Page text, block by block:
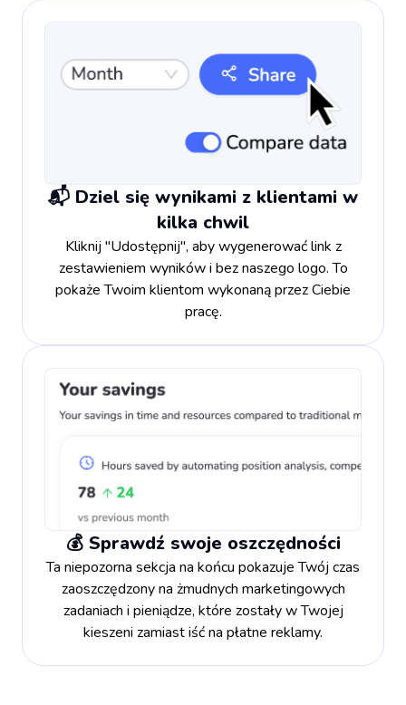
📬 Dziel się wynikami z klientami w
kilka chwil
Kliknij "Udostępnij", aby wygenerować link z
zestawieniem wyników i bez naszego logo. To
pokaże Twoim klientom wykonaną przez Ciebie
pracę.
💰 Sprawdź swoje oszczędności
Ta niepozorna sekcja na końcu pokazuje Twój czas
zaoszczędzony na żmudnych marketingowych
zadaniach i pieniądze, które zostały w Twojej
kieszeni zamiast iść na płatne reklamy.